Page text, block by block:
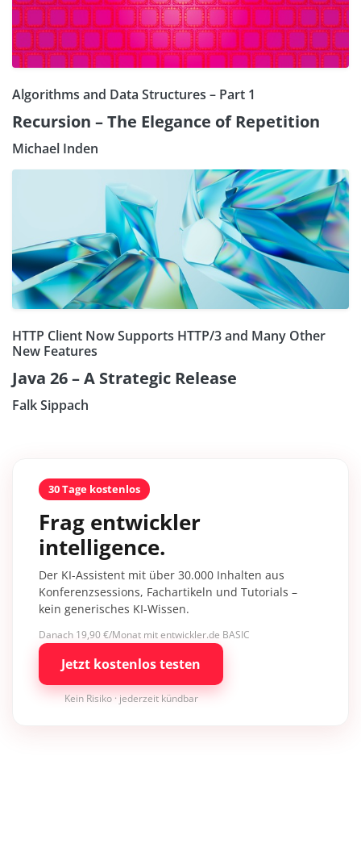
Algorithms and Data Structures – Part 1
Recursion – The Elegance of Repetition
Michael Inden
HTTP Client Now Supports HTTP/3 and Many Other
New Features
Java 26 – A Strategic Release
Falk Sippach
30 Tage kostenlos
Frag entwickler
intelligence.
Der KI-Assistent mit über 30.000 Inhalten aus
Konferenzsessions, Fachartikeln und Tutorials –
kein generisches KI-Wissen.
Danach 19,90 €/Monat mit entwickler.de BASIC
Jetzt kostenlos testen
Kein Risiko · jederzeit kündbar